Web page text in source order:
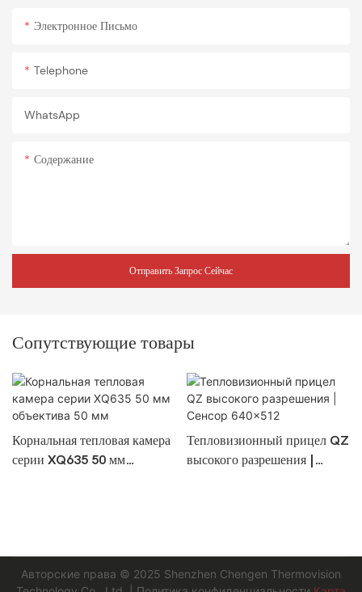
Электронное Письмо
Telephone
WhatsApp
Содержание
Отправить Запрос Сейчас
Сопутствующие товары
Корнальная тепловая камера
серии XQ635 50 мм
Тепловизионный прицел QZ
высокого разрешения |
Авторские права © 2025 Shenzhen Chengen Thermovision